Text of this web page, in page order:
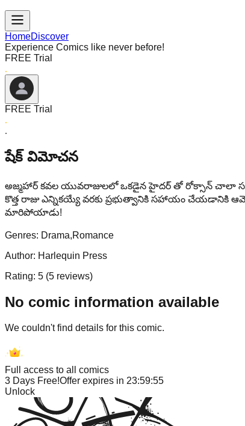
HomeDiscover
Experience Comics like never before!
FREE Trial
FREE Trial
షేక్ విమోచన
అజ్మహార్ కవల యువరాజులలో ఒకడైన హైదర్ తో రోక్సాన్ చాలా
కొత్త రాజు ఎన్నికయ్యే వరకు ప్రభుత్వానికి సహాయం చేయడానికి ఆమె
మారిపోయాడు!
Genres: Drama,Romance
Author: Harlequin Press
Rating: 5 (5 reviews)
No comic information available
We couldn't find details for this comic.
Full access to all comics
3 Days Free!Offer expires in 23:59:55
Unlock